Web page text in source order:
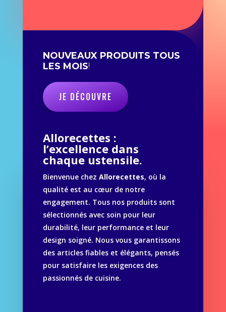
NOUVEAUX PRODUITS TOUS
LES MOIS!
JE DÉCOUVRE
Allorecettes :
l’excellence dans
chaque ustensile.
Bienvenue chez Allorecettes, où la
qualité est au cœur de notre
engagement. Tous nos produits sont
sélectionnés avec soin pour leur
durabilité, leur performance et leur
design soigné. Nous vous garantissons
des articles fiables et élégants, pensés
pour satisfaire les exigences des
passionnés de cuisine.